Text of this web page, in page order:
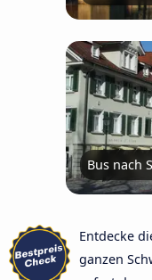
Bus nach
Entdecke
ganzen